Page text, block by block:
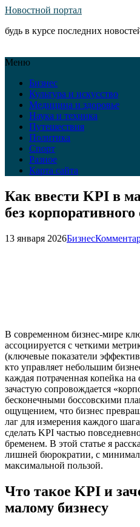
Новостной портал
будь в курсе последних
Меню
Бизнес
Культура и искусство
Медицина и здоровье
Наука и техника
Путешествия
Политика
Спорт
Разное
Карта сайта
Как ввести KPI в
без
13 января 2026Бизнес
В современном бизнес-мире
ассоциируется с четкими
(ключевые показатели
кто управляет небольшим
каждая потраченная копейка
зачастую сопровождается
бесконечными боссовскими
ощущением, что бизнес
лаг для измерения каждого
сделать KPI частью
бременем. В этой статье я
лишней бюрократии, с
максимальной пользой.
Что такое KPI и
малому бизнесу